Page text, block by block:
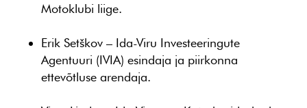
Motoklubi liige.
Erik Setškov – Ida-Viru Investeeringute
Agentuuri (IVIA) esindaja ja piirkonna
ettevõtluse arendaja.